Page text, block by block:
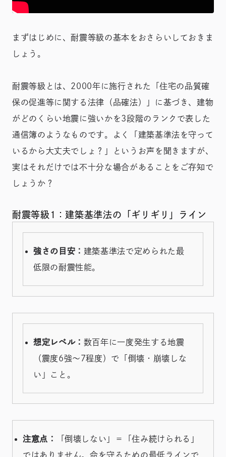
まずはじめに、耐震等級の基本をおさらいしておきま
しょう。
耐震等級とは、2000年に施行された「住宅の品質確
保の促進等に関する法律（品確法）」に基づき、建物
がどのくらい地震に強いかを3段階のランクで表した
通信簿のようなものです。よく「建築基準法を守って
いるから大丈夫でしょ？」というお声を聞きますが、
実はそれだけでは不十分な場合があることをご存知で
しょうか？
耐震等級1：建築基準法の「ギリギリ」ライン
強さの目安： 建築基準法で定められた最
低限の耐震性能。
想定レベル： 数百年に一度発生する地震
（震度6強〜7程度）で「倒壊・崩壊しな
い」こと。
注意点：
「倒壊しない」＝「住み続けられる」
ではありません。命を守るための最低ラインで